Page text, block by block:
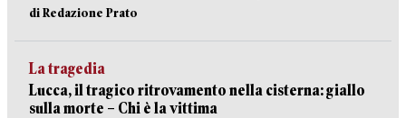
di Redazione Prato
La tragedia
Lucca, il tragico ritrovamento nella cisterna: giallo
sulla morte – Chi è la vittima